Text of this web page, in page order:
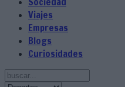
Viajes
Empresas
Blogs
Curiosidades